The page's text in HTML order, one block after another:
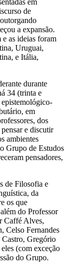
de
a expansão.
e as ideias foram
Uruguai,
e Itália,
durante
34 (trinta e
epistemológico-
em
dos
e discutir
ambientes
Grupo de Estudos
pensadores,
de Filosofia e
da
os que
do Professor
Caffé Alves,
Celso Fernandes
Gregório
(com exceção
do Grupo.